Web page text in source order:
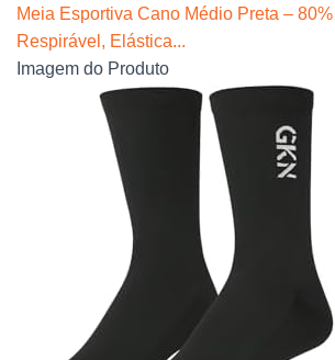
Meia Esportiva Cano Médio Preta –
Respirável, Elástica...
Imagem do Produto